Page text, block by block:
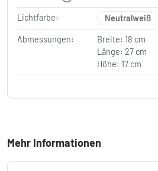
Lichtfarbe: Neutralweiß
Abmessungen:
Breite: 18 cm
Länge: 27 cm
Höhe: 17 cm
Mehr Informationen